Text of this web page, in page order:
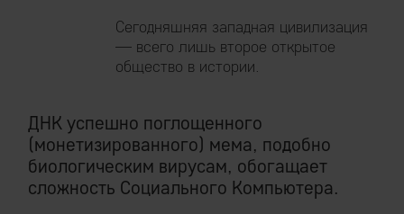
Сегодняшняя западная цивилизация
— всего лишь второе открытое
общество в истории.
ДНК успешно поглощенного
(монетизированного) мема, подобно
биологическим вирусам, обогащает
сложность Социального Компьютера.